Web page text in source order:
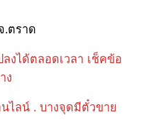
.ตราด
งได้ตลอดเวลา เช็คข้อ
ง
ไลน์ . บางจุดมีตั๋วขาย